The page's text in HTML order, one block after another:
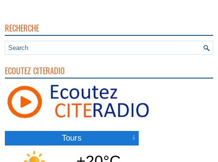
RECHERCHE
ECOUTEZ CITERADIO
Tours